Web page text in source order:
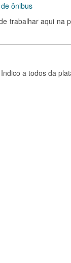
ônibus
trabalhar aqui na
a todos da